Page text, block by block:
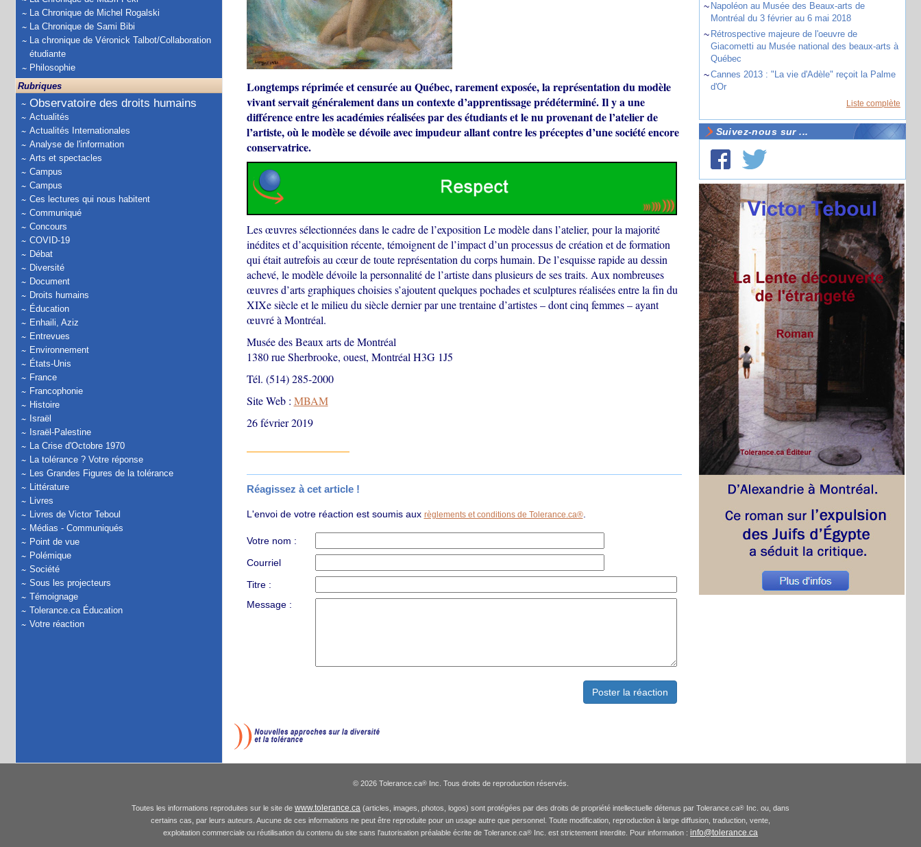
La Chronique de Michel Rogalski
La Chronique de Sami Bibi
La chronique de Véronick Talbot/Collaboration
étudiante
Philosophie
Rubriques
Observatoire des droits humains
Actualités
Actualités Internationales
Analyse de l'information
Arts et spectacles
Campus
Campus
Ces lectures qui nous habitent
Communiqué
Concours
COVID-19
Débat
Diversité
Document
Droits humains
Éducation
Enhaili, Aziz
Entrevues
Environnement
États-Unis
France
Francophonie
Histoire
Israël
Israël-Palestine
La Crise d'Octobre 1970
La tolérance ? Votre réponse
Les Grandes Figures de la tolérance
Littérature
Livres
Livres de Victor Teboul
Médias - Communiqués
Point de vue
Polémique
Société
Sous les projecteurs
Témoignage
Tolerance.ca Éducation
Votre réaction
Longtemps réprimée et censurée au Québec, rarement exposée, la représentation du modèle
vivant servait généralement dans un contexte d’apprentissage prédéterminé. Il y a une
différence entre les académies réalisées par des étudiants et le nu provenant de l’atelier de
l’artiste, où le modèle se dévoile avec impudeur allant contre les préceptes d’une société encore
conservatrice.
Les œuvres sélectionnées dans le cadre de l’exposition Le modèle dans l’atelier, pour la majorité
inédites et d’acquisition récente, témoignent de l’impact d’un processus de création et de formation
qui était autrefois au cœur de toute représentation du corps humain. De l’esquisse rapide au dessin
achevé, le modèle dévoile la personnalité de l’artiste dans plusieurs de ses traits. Aux nombreuses
œuvres d’arts graphiques choisies s’ajoutent quelques pochades et sculptures réalisées entre la fin du
XIXe siècle et le milieu du siècle dernier par une trentaine d’artistes – dont cinq femmes – ayant
œuvré à Montréal.
Musée des Beaux arts de Montréal
1380 rue Sherbrooke, ouest, Montréal H3G 1J5
Tél. (514) 285-2000
Site Web : MBAM
26 février 2019
Réagissez à cet article !
L'envoi de votre réaction est soumis aux règlements et conditions de Tolerance.ca®.
Votre nom :
Courriel
Titre :
Message :
~ Napoléon au Musée des Beaux-arts de
Montréal du 3 février au 6 mai 2018
~ Rétrospective majeure de l'oeuvre de
Giacometti au Musée national des beaux-arts à
Québec
~Cannes 2013 : "La vie d'Adèle" reçoit la Palme
d'Or
Liste complète
Suivez-nous sur ...
© 2026 Tolerance.ca®Inc. Tous droits de reproduction réservés.
Toutes les informations reproduites sur le site de www.tolerance.ca (articles, images, photos, logos) sont protégées par des droits de propriété intellectuelle détenus par Tolerance.ca® Inc. ou, dans
certains cas, par leurs auteurs. Aucune de ces informations ne peut être reproduite pour un usage autre que personnel. Toute modification, reproduction à large diffusion, traduction, vente,
exploitation commerciale ou réutilisation du contenu du site sans l'autorisation préalable écrite de Tolerance.ca® Inc. est strictement interdite. Pour information : info@tolerance.ca